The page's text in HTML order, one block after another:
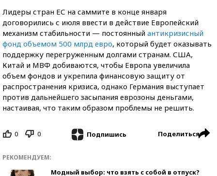
Лидеры стран ЕС на саммите в конце января
договорились с июля ввести в действие Европейский
механизм стабильности — постоянный антикризисный
фонд объемом 500 млрд евро, который будет оказывать
поддержку перегруженным долгами странам. США,
Китай и МВФ добиваются, чтобы Европа увеличила
объем фондов и укрепила финансовую защиту от
распространения кризиса, однако Германия выступает
против дальнейшего засыпания еврозоны деньгами,
настаивая, что таким образом проблемы не решить.
0 0 Подпишись Поделиться
РЕКОМЕНДУЕМ:
Модный выбор: что взять с собой в отпуск?